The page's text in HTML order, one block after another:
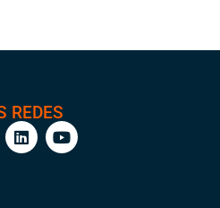
REDES